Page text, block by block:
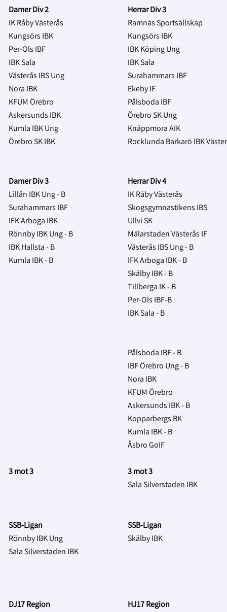
Damer Div 2
Herrar Div 3
IK Råby Västerås
Ramnäs Sportsällskap
Kungsörs IBK
Kungsörs IBK
Per-Ols IBF
IBK Köping Ung
IBK Sala
IBK Sala
Västerås IBS Ung
Surahammars IBF
Nora IBK
Ekeby IF
KFUM Örebro
Pålsboda IBF
Askersunds IBK
Örebro SK Ung
Kumla IBK Ung
Knäppmora AIK
Örebro SK IBK
Rocklunda Barkarö IBK
Damer Div 3
Herrar Div 4
Lillån IBK Ung - B
IK Råby Västerås
Surahammars IBF
Skogsgymnastikens IBS
IFK Arboga IBK
Ullvi SK
Rönnby IBK Ung - B
Mälarstaden Västerås IF
IBK Hallsta - B
Västerås IBS Ung - B
Kumla IBK - B
IFK Arboga IBK - B
Skälby IBK - B
Tillberga IK - B
Per-Ols IBF-B
IBK Sala - B
Pålsboda IBF - B
IBF Örebro Ung - B
Nora IBK
KFUM Örebro
Askersunds IBK - B
Kopparbergs BK
Kumla IBK - B
Åsbro GoIF
3 mot 3
3 mot 3
Sala Silverstaden IBK
SSB-Ligan
SSB-Ligan
Rönnby IBK Ung
Skälby IBK
Sala Silverstaden IBK
DJ17 Region
HJ17 Region